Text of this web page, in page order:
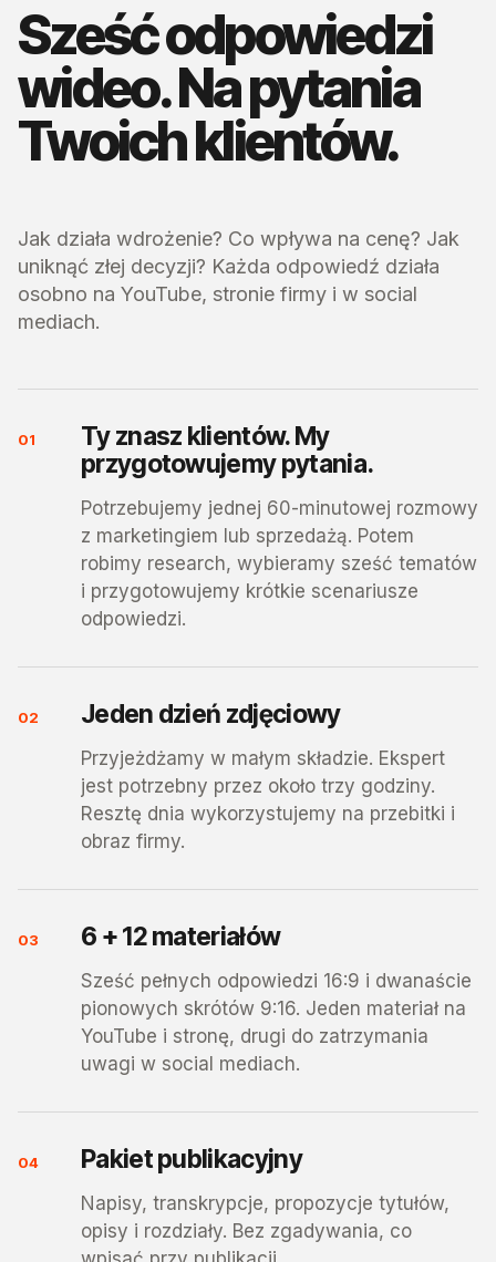
Sześć odpowiedzi
wideo. Na pytania
Twoich klientów.
Jak działa wdrożenie? Co wpływa na cenę? Jak
uniknąć złej decyzji? Każda odpowiedź działa
osobno na YouTube, stronie firmy i w social
mediach.
01
Ty znasz klientów. My
przygotowujemy pytania.
Potrzebujemy jednej 60-minutowej rozmowy
z marketingiem lub sprzedażą. Potem
robimy research, wybieramy sześć tematów
i przygotowujemy krótkie scenariusze
odpowiedzi.
02 Jeden dzień zdjęciowy
Przyjeżdżamy w małym składzie. Ekspert
jest potrzebny przez około trzy godziny.
Resztę dnia wykorzystujemy na przebitki i
obraz firmy.
03 6 + 12 materiałów
Sześć pełnych odpowiedzi 16:9 i dwanaście
pionowych skrótów 9:16. Jeden materiał na
YouTube i stronę, drugi do zatrzymania
uwagi w social mediach.
04 Pakiet publikacyjny
Napisy, transkrypcje, propozycje tytułów,
opisy i rozdziały. Bez zgadywania, co